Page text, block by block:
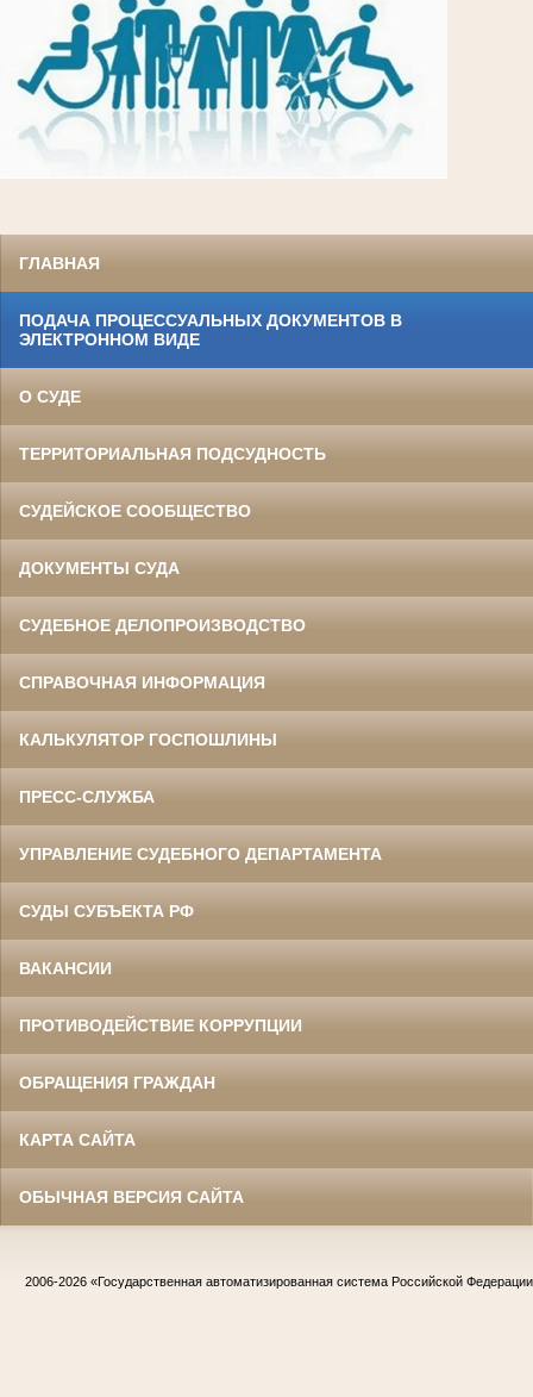
ГЛАВНАЯ
ПОДАЧА ПРОЦЕССУАЛЬНЫХ ДОКУМЕНТОВ В
ЭЛЕКТРОННОМ ВИДЕ
О СУДЕ
ТЕРРИТОРИАЛЬНАЯ ПОДСУДНОСТЬ
СУДЕЙСКОЕ СООБЩЕСТВО
ДОКУМЕНТЫ СУДА
СУДЕБНОЕ ДЕЛОПРОИЗВОДСТВО
СПРАВОЧНАЯ ИНФОРМАЦИЯ
КАЛЬКУЛЯТОР ГОСПОШЛИНЫ
ПРЕСС-СЛУЖБА
УПРАВЛЕНИЕ СУДЕБНОГО ДЕПАРТАМЕНТА
СУДЫ СУБЪЕКТА РФ
ВАКАНСИИ
ПРОТИВОДЕЙСТВИЕ КОРРУПЦИИ
ОБРАЩЕНИЯ ГРАЖДАН
КАРТА САЙТА
ОБЫЧНАЯ ВЕРСИЯ САЙТА
2006-2026 «Государственная автоматизированная система Российской